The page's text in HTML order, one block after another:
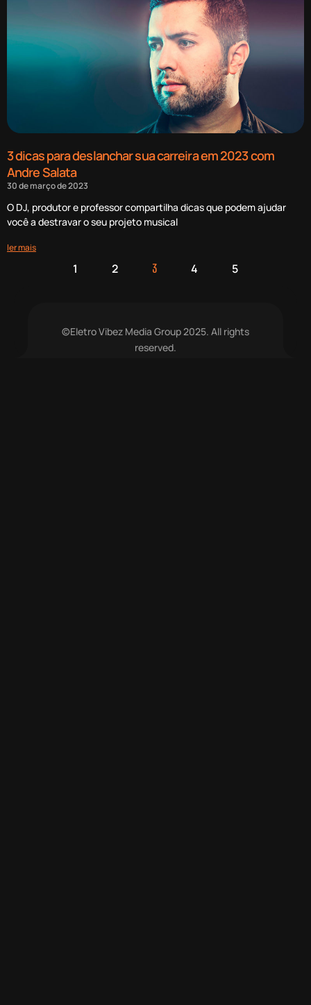
3 dicas para deslanchar sua carreira em 2023 com
Andre Salata
30 de março de 2023
O DJ, produtor e professor compartilha dicas que podem ajudar
você a destravar o seu projeto musical
ler mais
1 2 3 4 5
©Eletro Vibez Media Group 2025. All rights
reserved.